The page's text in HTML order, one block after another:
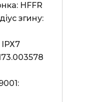
HFFR
згину:
ІРХ7